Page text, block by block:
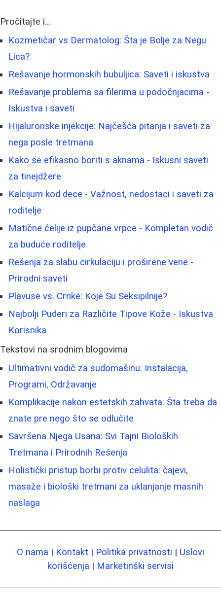
Pročitajte i...
Kozmetičar vs Dermatolog: Šta je Bolje za Negu
Lica?
Rešavanje hormonskih bubuljica: Saveti i iskustva
Rešavanje problema sa filerima u podočnjacima -
Iskustva i saveti
Hijaluronske injekcije: Najčešća pitanja i saveti za
nega posle tretmana
Kako se efikasno boriti s aknama - Iskusni saveti
za tinejdžere
Kalcijum kod dece - Važnost, nedostaci i saveti za
roditelje
Matične ćelije iz pupčane vrpce - Kompletan vodič
za buduće roditelje
Rešenja za slabu cirkulaciju i proširene vene -
Prirodni saveti
Plavuse vs. Crnke: Koje Su Seksipilnije?
Najbolji Puderi za Različite Tipove Kože - Iskustva
Korisnika
Tekstovi na srodnim blogovima
Ultimativni vodič za sudomašinu: Instalacija,
Programi, Održavanje
Komplikacije nakon estetskih zahvata: Šta treba da
znate pre nego što se odlučite
Savršena Njega Usana: Svi Tajni Bioloških
Tretmana i Prirodnih Rešenja
Holistički pristup borbi protiv celulita: čajevi,
masaže i biološki tretmani za uklanjanje masnih
naslaga
O nama | Kontakt | Politika privatnosti | Uslovi
korišćenja | Marketinški servisi